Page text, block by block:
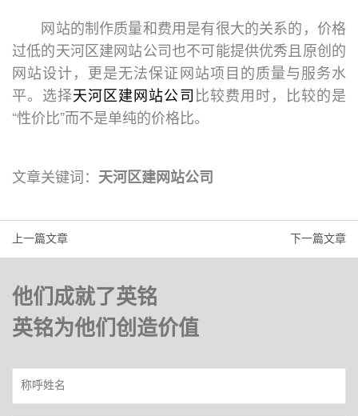
网站的制作质量和费用是有很大的关系的，价格
过低的天河区建网站公司也不可能提供优秀且原创的
网站设计，更是无法保证网站项目的质量与服务水
平。选择天河区建网站公司比较费用时，比较的是
“性价比”而不是单纯的价格比。
文章关键词： 天河区建网站公司
上一篇文章 下一篇文章
他们成就了英铭
英铭为他们创造价值